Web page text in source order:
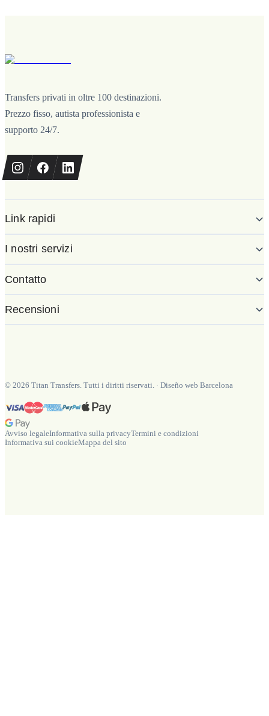
Transfers privati in oltre 100 destinazioni.
Prezzo fisso, autista professionista e
supporto 24/7.
Link rapidi
I nostri servizi
Contatto
Recensioni
© 2026 Titan Transfers. Tutti i diritti riservati. · Diseño web Barcelona
Avviso legaleInformativa sulla privacyTermini e condizioni
Informativa sui cookieMappa del sito